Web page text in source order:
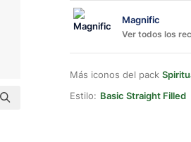
Magnific
Ver todos los
Más iconos del pack
Estilo: Basic Straight Filled